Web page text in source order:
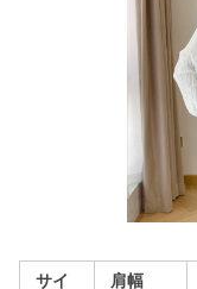
サイ 肩幅